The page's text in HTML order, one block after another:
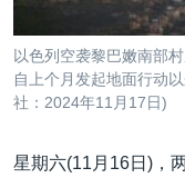
埃博拉疫情
美国之音专访
重要讲话与声明
台海两岸关系
其他语言网站
以色列空袭黎巴嫩南部
自上个月发起地面行动
社：2024年11月17日)
星期六(11月16日)，